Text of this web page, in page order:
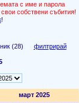
с име и парола
собствени събития!
!
(28) филтрирай
март 2025